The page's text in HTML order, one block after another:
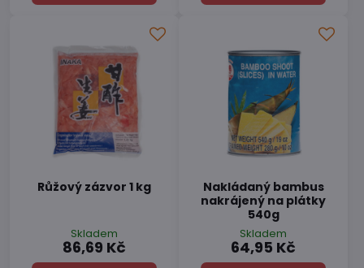
Růžový zázvor 1 kg
Skladem
86,69 Kč
Nakládaný bambus
nakrájený na plátky
540g
Skladem
64,95 Kč